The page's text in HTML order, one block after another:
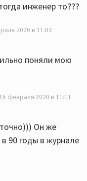
инженер то???
2020 в 11:03
поняли мою
16 февраля 2020 в 11:11
Он же
90 годы в журнале